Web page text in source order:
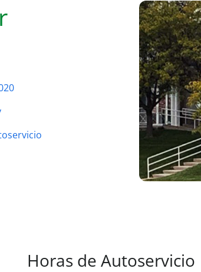
Horas de Autoservicio